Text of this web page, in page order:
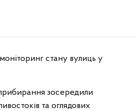
стану вулиць у
зосередили
та оглядових